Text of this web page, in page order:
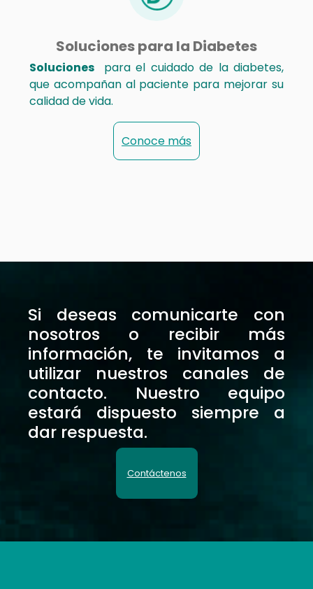
Soluciones para la Diabetes
Soluciones
para el cuidado de la diabetes,
que acompañan al paciente para mejorar su
calidad de vida.
Conoce más
Si deseas comunicarte con
nosotros o recibir más
información, te invitamos a
utilizar nuestros canales de
contacto. Nuestro equipo
estará dispuesto siempre a
dar respuesta.
Contáctenos